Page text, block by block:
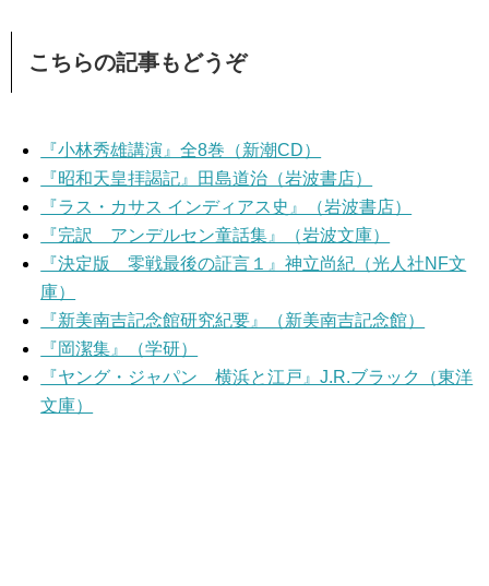
こちらの記事もどうぞ
『小林秀雄講演』全8巻（新潮CD）
『昭和天皇拝謁記』田島道治（岩波書店）
『ラス・カサス インディアス史』（岩波書店）
『完訳 アンデルセン童話集』（岩波文庫）
『決定版 零戦最後の証言１』神立尚紀（光人社NF文
庫）
『新美南吉記念館研究紀要』（新美南吉記念館）
『岡潔集』（学研）
『ヤング・ジャパン 横浜と江戸』J.R.ブラック（東洋
文庫）